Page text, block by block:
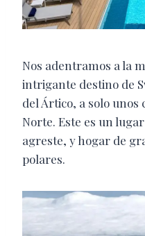
Nos adentramos a la
intrigante destino de
del Ártico, a solo unos
Norte. Este es un
agreste, y hogar de
polares.